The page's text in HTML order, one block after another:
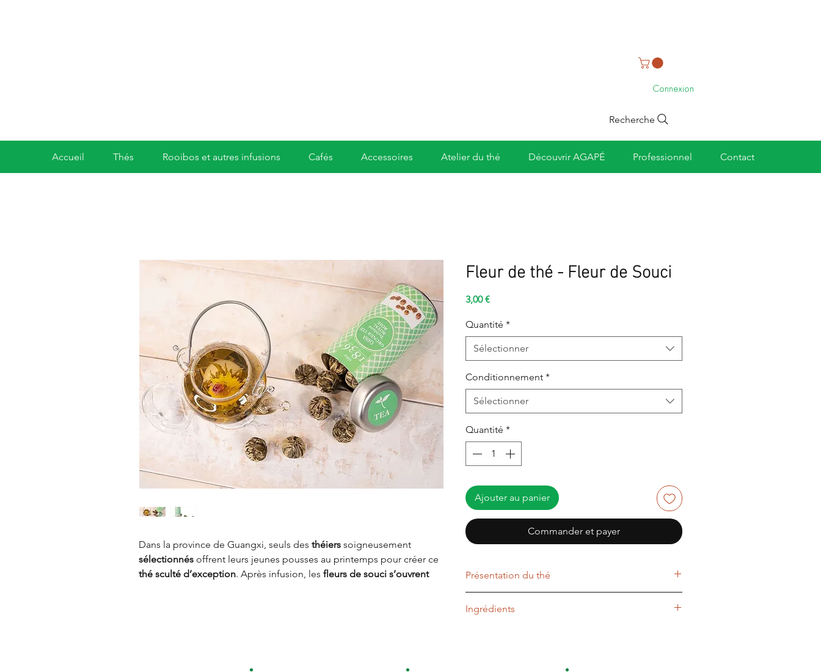
Connexion
Recherche
Accueil Thés Rooibos et autres infusions Cafés Accessoires Atelier du thé Découvrir AGAPÉ Professionnel Contact
Dans la province de Guangxi, seuls des théiers soigneusement
sélectionnés offrent leurs jeunes pousses au printemps pour créer ce
thé sculté d’exception. Après infusion, les fleurs de souci s’ouvrent
Fleur de thé - Fleur de Souci
3,00 €Prix
Quantité *
Sélectionner
Conditionnement *
Sélectionner
Quantité *
Ajouter au panier
Commander et payer
Présentation du thé
Type de thé
Ingrédients